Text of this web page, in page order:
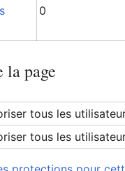
0
la page
tous les
tous les